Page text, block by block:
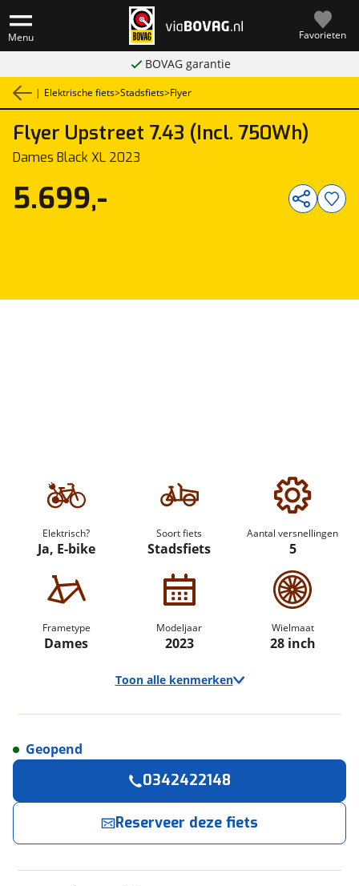
Menu Favorieten
BOVAG garantie
| Elektrische fiets>Stadsfiets>Flyer
Flyer Upstreet 7.43 (Incl. 750Wh)
Dames Black XL 2023
1 /1
Elektrisch?
Ja, E-bike
Soort fiets
Stadsfiets
Aantal versnellingen
5
Frametype
Dames
Modeljaar
2023
Wielmaat
28 inch
Toon alle kenmerken
Upstreet 7.43 (Incl. 750Wh)
Modeljaar
2023
5.699,-
Geopend
0342422148
Reserveer deze fiets
Reserveernu!
Jansen 2wielers Magazijn neemt snel contact